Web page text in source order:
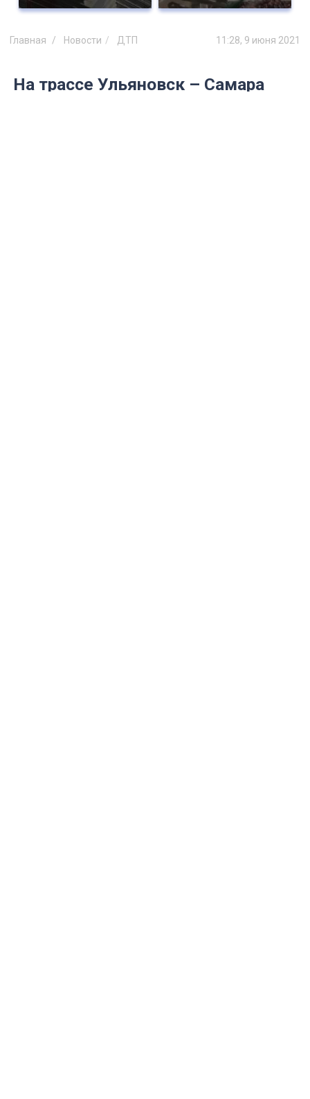
Главная Новости ДТП 11:28, 9 июня 2021
На трассе Ульяновск – Самара